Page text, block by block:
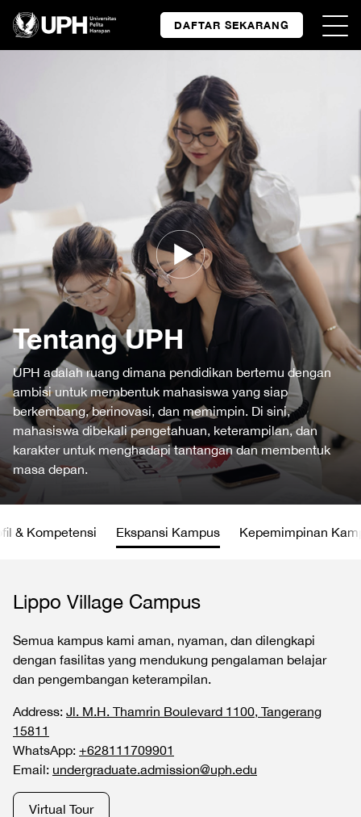
DAFTAR SEKARANG
Tentang UPH
UPH adalah ruang dimana pendidikan bertemu dengan
ambisi untuk membentuk mahasiswa yang siap
berkembang, berinovasi, dan memimpin. Di sini,
mahasiswa dibekali pengetahuan, keterampilan, dan
karakter untuk menghadapi tantangan dan membentuk
masa depan.
& Kompetensi Ekspansi Kampus Kepemimpinan
Lippo Village Campus
Semua kampus kami aman, nyaman, dan dilengkapi
dengan fasilitas yang mendukung pengalaman belajar
dan pengembangan keterampilan.
Address: Jl. M.H. Thamrin Boulevard 1100, Tangerang
15811
WhatsApp: +628111709901
Email: undergraduate.admission@uph.edu
Virtual Tour